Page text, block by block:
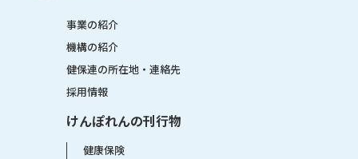
事業の紹介
機構の紹介
健保連の所在地・連絡先
採用情報
けんぽれんの刊行物
健康保険